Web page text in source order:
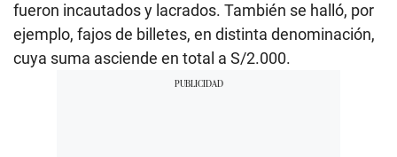
fueron incautados y lacrados. También se halló, por
ejemplo, fajos de billetes, en distinta denominación,
cuya suma asciende en total a S/2.000.